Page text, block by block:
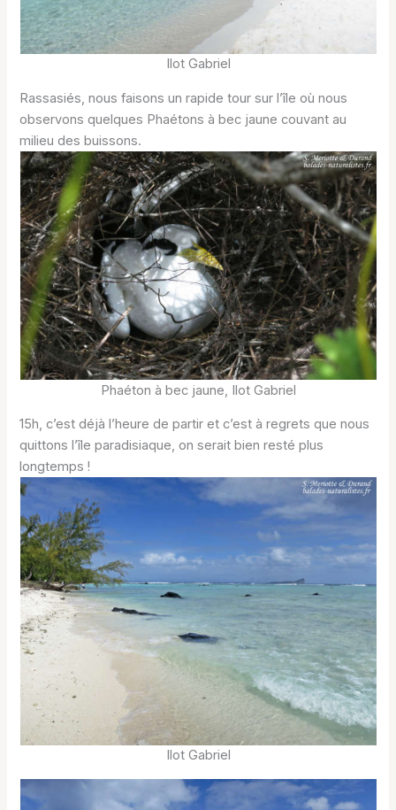
Ilot Gabriel
Rassasiés, nous faisons un rapide tour sur l’île où nous
observons quelques Phaétons à bec jaune couvant au
milieu des buissons.
Phaéton à bec jaune, Ilot Gabriel
15h, c’est déjà l’heure de partir et c’est à regrets que nous
quittons l’île paradisiaque, on serait bien resté plus
longtemps !
Ilot Gabriel